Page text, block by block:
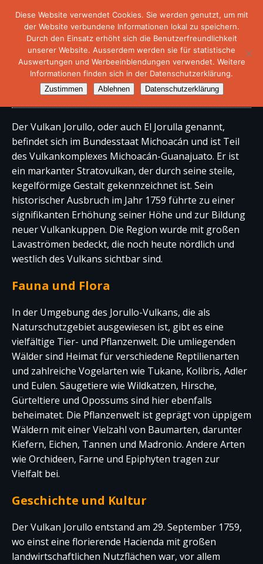
Vulkan Jorullo
Der Vulkan Jorullo, oder auch El Jorulla genannt,
befindet sich im Bundesstaat Michoacán und ist Teil
des Vulkankomplexes Michoacán-Guanajuato. Er ist
ein markanter Stratovulkan, der durch seine steile,
kegelförmige Gestalt gekennzeichnet ist. Sein
historischer Ausbruch im Jahr 1759 führte zu einer
signifikanten Erhöhung seiner Höhe und zur Bildung
neuer Vulkankuppen. Die Region wurde mit großen
Lavaströmen bedeckt, die noch heute nördlich und
westlich des Vulkans sichtbar sind.
Fauna und Flora
In der Umgebung des Jorullo-Vulkans, die als
Naturschutzgebiet ausgewiesen ist, gibt es eine
vielfältige Tier- und Pflanzenwelt. Die umliegenden
Wälder sind Heimat für verschiedene Reptilienarten
und zahlreiche Vogelarten wie Tukane, Kolibris, Adler
und Eulen. Säugetiere wie Wildkatzen, Hirsche,
Gürteltiere und Opossums sind hier ebenfalls
beheimatet. Die Pflanzenwelt ist geprägt von üppigem
Wäldern mit einer Vielzahl von Baumarten, darunter
Kiefern, Eichen, Tannen und Madronio. Andere Arten
wie Orchideen, Farne und Epiphyten tragen zur
Vielfalt bei.
Geschichte und Kultur
Der Vulkan Jorullo entstand am 29. September 1759,
wo einst eine florierende Hacienda mit großen
landwirtschaftlichen Nutzflächen war, vor allem
Diese Website verwendet Cookies. Sie werden genutzt, um mit
der Website verbundene Informationen lokal zu speichern.
Durch den Einsatz erhöht sich die Benutzerfreundlichkeit
unserer Website. Ausserdem werden sie für statistische
Auswertungen und Werbeeinblendungen verwendet. Weitere
Informationen finden sich in der Datenschutzerklärung.
Zustimmen Ablehnen Datenschutzerklärung